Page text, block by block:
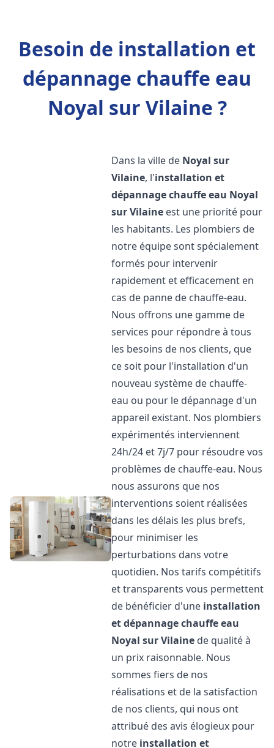
Besoin de installation et
dépannage chauffe eau
Noyal sur Vilaine ?
Dans la ville de Noyal sur
Vilaine, l'installation et
dépannage chauffe eau Noyal
sur Vilaine est une priorité pour
les habitants. Les plombiers de
notre équipe sont spécialement
formés pour intervenir
rapidement et efficacement en
cas de panne de chauffe-eau.
Nous offrons une gamme de
services pour répondre à tous
les besoins de nos clients, que
ce soit pour l'installation d'un
nouveau système de chauffe-
eau ou pour le dépannage d'un
appareil existant. Nos plombiers
expérimentés interviennent
24h/24 et 7j/7 pour résoudre vos
problèmes de chauffe-eau. Nous
nous assurons que nos
interventions soient réalisées
dans les délais les plus brefs,
pour minimiser les
perturbations dans votre
quotidien. Nos tarifs compétitifs
et transparents vous permettent
de bénéficier d'une installation
et dépannage chauffe eau
Noyal sur Vilaine de qualité à
un prix raisonnable. Nous
sommes fiers de nos
réalisations et de la satisfaction
de nos clients, qui nous ont
attribué des avis élogieux pour
notre installation et